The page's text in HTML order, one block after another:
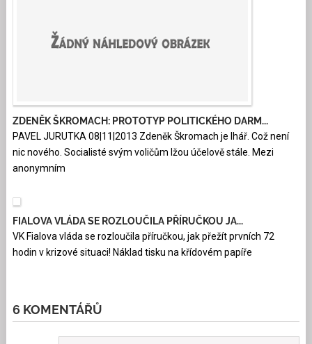
ZDENĚK ŠKROMACH: PROTOTYP POLITICKÉHO DARM...
PAVEL JURUTKA 08|11|2013 Zdeněk Škromach je lhář. Což není
nic nového. Socialisté svým voličům lžou účelově stále. Mezi
anonymním
FIALOVA VLÁDA SE ROZLOUČILA PŘÍRUČKOU JA...
VK Fialova vláda se rozloučila příručkou, jak přežít prvních 72
hodin v krizové situaci! Náklad tisku na křídovém papíře
6 KOMENTÁŘŮ